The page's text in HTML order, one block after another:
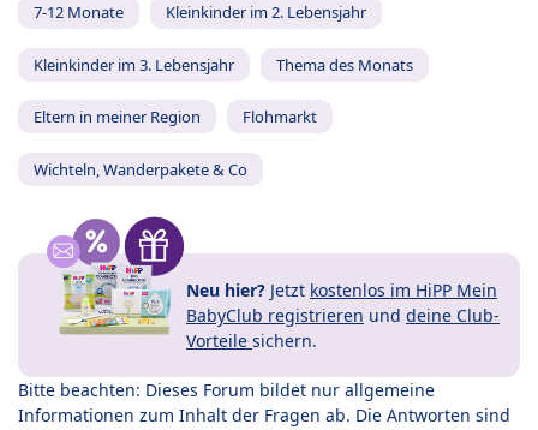
7-12 Monate Kleinkinder im 2. Lebensjahr
Kleinkinder im 3. Lebensjahr Thema des Monats
Eltern in meiner Region Flohmarkt
Wichteln, Wanderpakete & Co
Neu hier? Jetzt kostenlos im HiPP Mein
BabyClub registrieren und deine Club-
Vorteile sichern.
Bitte beachten: Dieses Forum bildet nur allgemeine
Informationen zum Inhalt der Fragen ab. Die Antworten sind